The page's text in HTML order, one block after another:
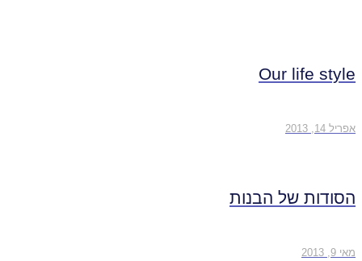
Our life style
אפריל 14, 2013
הסודות של הבנות
מאי 9, 2013